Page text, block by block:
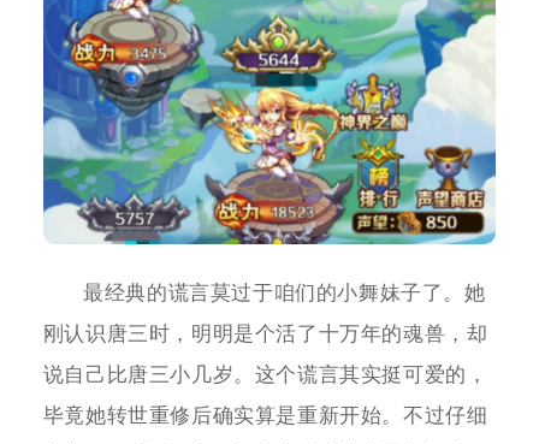
最经典的谎言莫过于咱们的小舞妹子了。她
刚认识唐三时，明明是个活了十万年的魂兽，却
说自己比唐三小几岁。这个谎言其实挺可爱的，
毕竟她转世重修后确实算是重新开始。不过仔细